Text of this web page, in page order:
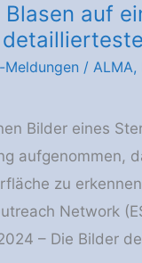
auf
Meldungen / ALMA,
Bilder eines
aufgenommen,
zu
Network
– Die Bilder